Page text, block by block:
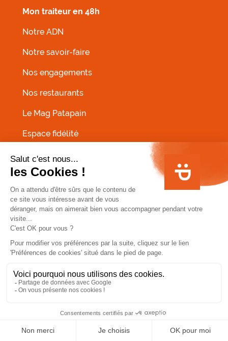
Mon traiteur en 48h
Notre ADN
Notre savoir-faire
Nos engagements
Nos restaurants
Le Mag Patapain
Espace fidélité
Contactez-nous
Rejoignez-nous
Candidature spontanée
MENU PIED DE PAGE
Infos allergènes
Conditions Générales d'Utilisation fidélité HA:PPY
Politique de protection des données personnelles